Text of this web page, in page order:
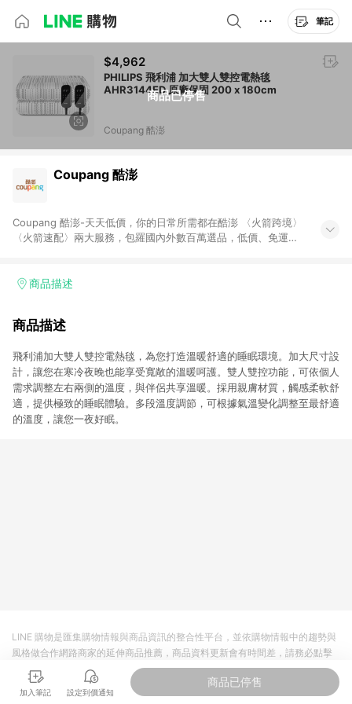
筆記
商品已停售
$4,962
PHILIPS 飛利浦 加大雙人雙控電熱毯
AHR3144ED 原廠保固 200 x 180cm
Coupang 酷澎
Coupang 酷澎
Coupang 酷澎-天天低價，你的日常所需都在酷澎 〈火箭跨境〉
〈火箭速配〉兩大服務，包羅國內外數百萬選品，低價、免運，
加入WOW會員告別湊免運，火箭速配、火箭跨境優質選品不限金
商品描述
商品描述
飛利浦加大雙人雙控電熱毯，為您打造溫暖舒適的睡眠環境。加大尺寸設
計，讓您在寒冷夜晚也能享受寬敞的溫暖呵護。雙人雙控功能，可依個人
需求調整左右兩側的溫度，與伴侶共享溫暖。採用親膚材質，觸感柔軟舒
適，提供極致的睡眠體驗。多段溫度調節，可根據氣溫變化調整至最舒適
的溫度，讓您一夜好眠。
加入筆記 設定到價通知
商品已停售
LINE 購物是匯集購物情報與商品資訊的整合性平台，並依購物情報中的趨勢與
風格做合作網路商家的延伸商品推薦，商品資料更新會有時間差，請務必點擊
商品至各合作網路商家，確認現售價與購物條件，一切資訊以合作廠商網頁為
準。